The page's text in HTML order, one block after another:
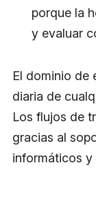
porque la
y evaluar
El dominio de
diaria de
Los flujos de
gracias al
informáticos